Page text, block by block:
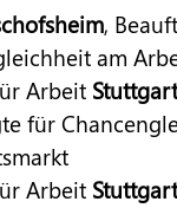
,
am
Arbeit Stuttgart
für
Arbeit Stuttgart